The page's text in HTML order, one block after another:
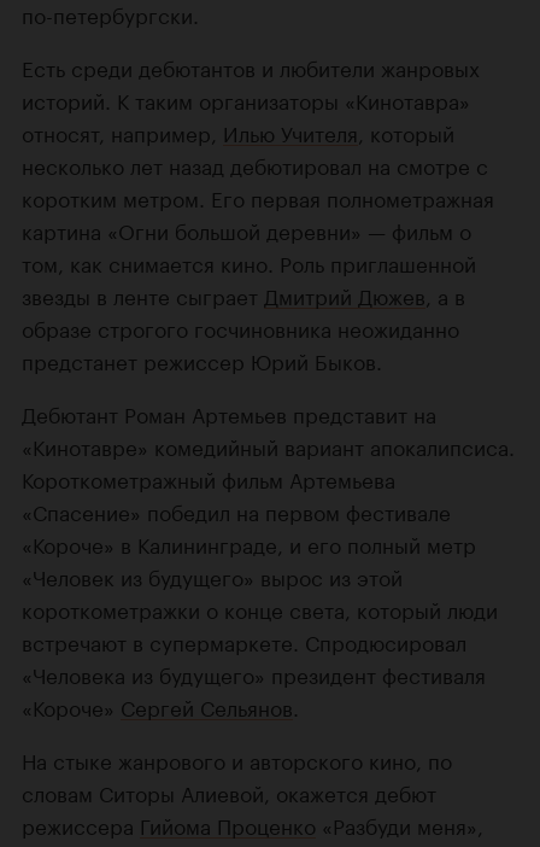
по-петербургски.
Есть среди дебютантов и любители жанровых
историй. К таким организаторы «Кинотавра»
относят, например, Илью Учителя , который
несколько лет назад дебютировал на смотре с
коротким метром. Его первая полнометражная
картина «Огни большой деревни» — фильм о
том, как снимается кино. Роль приглашенной
звезды в ленте сыграет Дмитрий Дюжев , а в
образе строгого госчиновника неожиданно
предстанет режиссер Юрий Быков.
Дебютант Роман Артемьев представит на
«Кинотавре» комедийный вариант апокалипсиса.
Короткометражный фильм Артемьева
«Спасение» победил на первом фестивале
«Короче» в Калининграде, и его полный метр
«Человек из будущего» вырос из этой
короткометражки о конце света, который люди
встречают в супермаркете. Спродюсировал
«Человека из будущего» президент фестиваля
«Короче» Сергей Сельянов
На стыке жанрового и авторского кино, по
словам Ситоры Алиевой, окажется дебют
режиссера Гийома Проценко «Разбуди меня»,